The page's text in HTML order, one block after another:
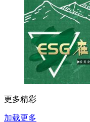
更多精彩
加载更多